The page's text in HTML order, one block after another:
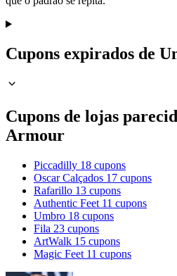
Cupons expirados de
Cupons de lojas
Armour
Piccadilly 18 cupons
Oscar Calçados 17 cupons
Rafarillo 13 cupons
Authentic Feet 11 cupons
Umbro 18 cupons
Fila 23 cupons
ArtWalk 15 cupons
Magic Feet 11 cupons